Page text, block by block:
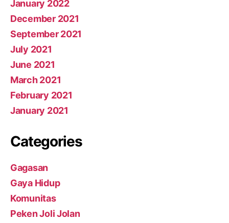
January 2022
December 2021
September 2021
July 2021
June 2021
March 2021
February 2021
January 2021
Categories
Gagasan
Gaya Hidup
Komunitas
Peken Joli Jolan